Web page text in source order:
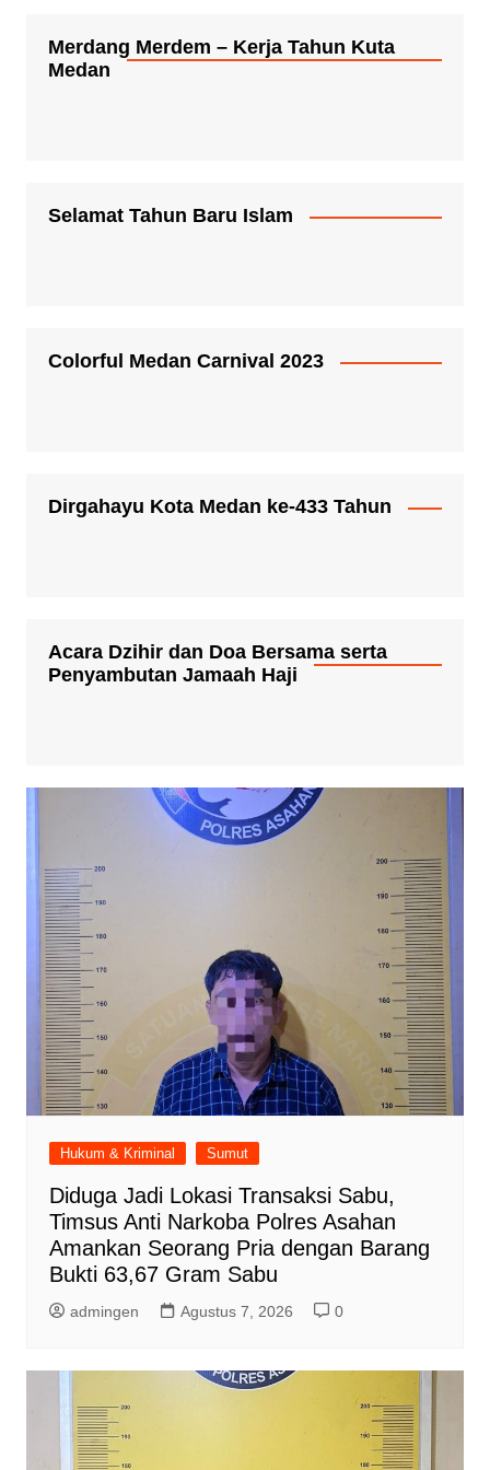
Merdang Merdem – Kerja Tahun Kuta
Medan
Selamat Tahun Baru Islam
Colorful Medan Carnival 2023
Dirgahayu Kota Medan ke-433 Tahun
Acara Dzihir dan Doa Bersama serta
Penyambutan Jamaah Haji
Hukum & Kriminal Sumut
Diduga Jadi Lokasi Transaksi Sabu,
Timsus Anti Narkoba Polres Asahan
Amankan Seorang Pria dengan Barang
Bukti 63,67 Gram Sabu
admingen Agustus 7, 2026 0